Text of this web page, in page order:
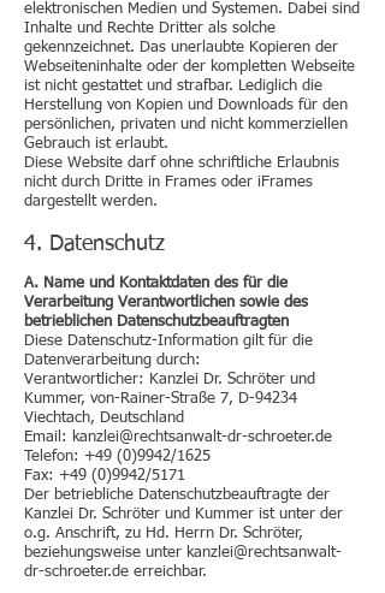
elektronischen Medien und Systemen. Dabei sind
Inhalte und Rechte Dritter als solche
gekennzeichnet. Das unerlaubte Kopieren der
Webseiteninhalte oder der kompletten Webseite
ist nicht gestattet und strafbar. Lediglich die
Herstellung von Kopien und Downloads für den
persönlichen, privaten und nicht kommerziellen
Gebrauch ist erlaubt.
Diese Website darf ohne schriftliche Erlaubnis
nicht durch Dritte in Frames oder iFrames
dargestellt werden.
4. Datenschutz
A. Name und Kontaktdaten des für die
Verarbeitung Verantwortlichen sowie des
betrieblichen Datenschutzbeauftragten
Diese Datenschutz-Information gilt für die
Datenverarbeitung durch:
Verantwortlicher: Kanzlei Dr. Schröter und
Kummer, von-Rainer-Straße 7, D-94234
Viechtach, Deutschland
Email: kanzlei@rechtsanwalt-dr-schroeter.de
Telefon: +49 (0)9942/1625
Fax: +49 (0)9942/5171
Der betriebliche Datenschutzbeauftragte der
Kanzlei Dr. Schröter und Kummer ist unter der
o.g. Anschrift, zu Hd. Herrn Dr. Schröter,
beziehungsweise unter kanzlei@rechtsanwalt-
dr-schroeter.de erreichbar.